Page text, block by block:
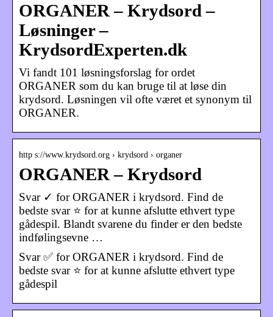
ORGANER – Krydsord –
Løsninger –
KrydsordExperten.dk
Vi fandt 101 løsningsforslag for ordet
ORGANER som du kan bruge til at løse din
krydsord. Løsningen vil ofte været et synonym til
ORGANER.
http s://www.krydsord.org › krydsord › organer
ORGANER – Krydsord
Svar ✓ for ORGANER i krydsord. Find de
bedste svar ⭐ for at kunne afslutte ethvert type
gådespil. Blandt svarene du finder er den bedste
indfølingsevne …
Svar ✅ for ORGANER i krydsord. Find de
bedste svar ⭐ for at kunne afslutte ethvert type
gådespil